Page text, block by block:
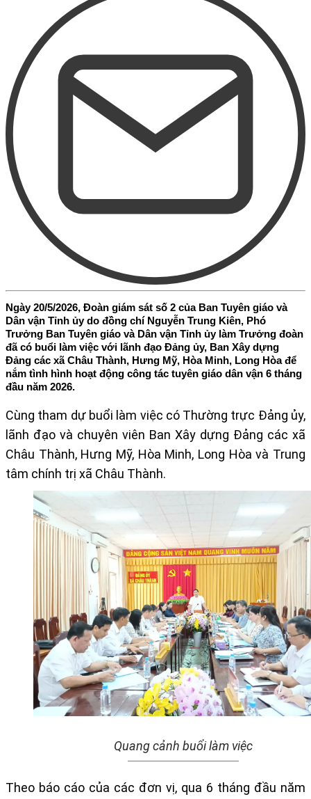
Ngày 20/5/2026, Đoàn giám sát số 2 của Ban Tuyên giáo và
Dân vận Tỉnh ủy do đồng chí Nguyễn Trung Kiên, Phó
Trưởng Ban Tuyên giáo và Dân vận Tỉnh ủy làm Trưởng đoàn
đã có buổi làm việc với lãnh đạo Đảng ủy, Ban Xây dựng
Đảng các xã Châu Thành, Hưng Mỹ, Hòa Minh, Long Hòa để
nắm tình hình hoạt động công tác tuyên giáo dân vận 6 tháng
đầu năm 2026.
Cùng tham dự buổi làm việc có Thường trực Đảng ủy,
lãnh đạo và chuyên viên Ban Xây dựng Đảng các xã
Châu Thành, Hưng Mỹ, Hòa Minh, Long Hòa và Trung
tâm chính trị xã Châu Thành.
Quang cảnh buổi làm việc
Theo báo cáo của các đơn vị, qua 6 tháng đầu năm